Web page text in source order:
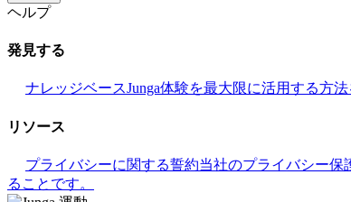
ヘルプ
発見する
ナレッジベースJunga体験を最大限に活用する方法
リソース
プライバシーに関する誓約当社のプライバシー保
ることです。